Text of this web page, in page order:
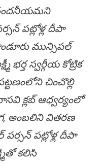
ప‌ట్లోళ్ల‌ దీపా
మున్సిప‌ల్
భర్త స్వర్గీయ కోట్రిక
చించొల్లి
క్లబ్ ఆధ్వర్యంలో
అంబలిని వితరణ
పట్లోళ్ల‌ దీపా
కలిసి